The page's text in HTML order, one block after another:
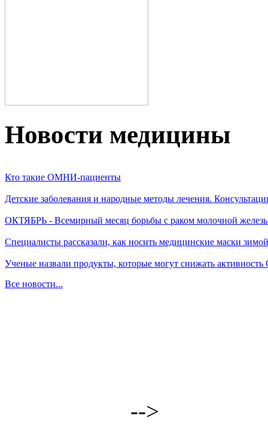
Новости медицины
Кто такие ОМНИ-пациенты
Детские заболевания и народные методы лечения.
ОКТЯБРЬ - Всемирный месяц борьбы с раком молочной
Специалисты рассказали, как носить медицинские маски зимой
Ученые назвали продукты, которые могут снижать
Все новости...
-->